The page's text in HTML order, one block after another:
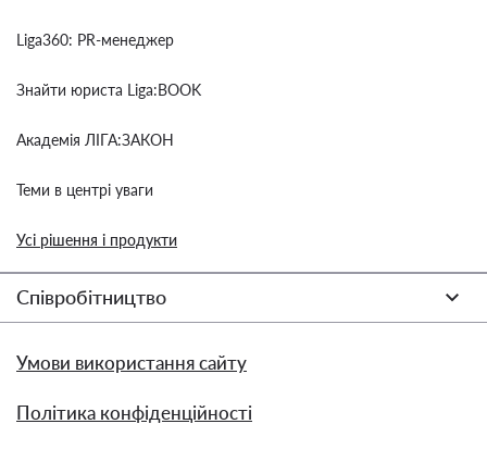
Liga360: PR-менеджер
Знайти юриста Liga:BOOK
Академія ЛІГА:ЗАКОН
Теми в центрі уваги
Усі рішення і продукти
Співробітництво
Умови використання сайту
Політика конфіденційності